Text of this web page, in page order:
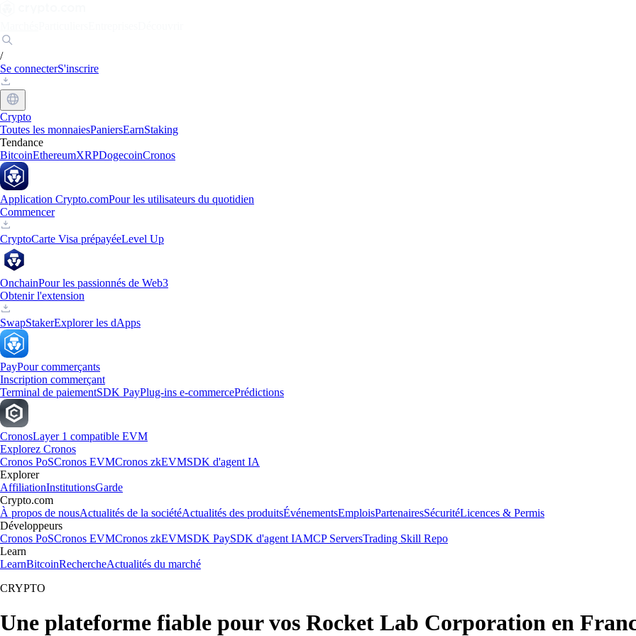
/
Se connecterS'inscrire
Crypto
Toutes les monnaiesPaniersEarnStaking
Tendance
BitcoinEthereumXRPDogecoinCronos
Application Crypto.comPour les utilisateurs du quotidien
Commencer
CryptoCarte Visa prépayéeLevel Up
OnchainPour les passionnés de Web3
Obtenir l'extension
SwapStakerExplorer les dApps
PayPour commerçants
Inscription commerçant
Terminal de paiementSDK PayPlug-ins e-commercePrédictions
CronosLayer 1 compatible EVM
Explorez Cronos
Cronos PoSCronos EVMCronos zkEVMSDK d'agent IA
Explorer
AffiliationInstitutionsGarde
Crypto.com
À propos de nousActualités de la sociétéActualités des produitsÉvénementsEmploisPartenairesSécuritéLicences & Permis
Développeurs
Cronos PoSCronos EVMCronos zkEVMSDK PaySDK d'agent IAMCP ServersTrading Skill Repo
Learn
LearnBitcoinRechercheActualités du marché
CRYPTO
Une plateforme fiable pour vos Rocket Lab Corporation en